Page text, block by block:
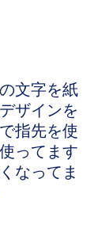
文字を紙
ザインを
指先を使
ってます
なってま